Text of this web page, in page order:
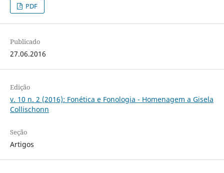
PDF
Publicado
27.06.2016
Edição
v. 10 n. 2 (2016): Fonética e Fonologia - Homenagem a Gisela
Collischonn
Seção
Artigos